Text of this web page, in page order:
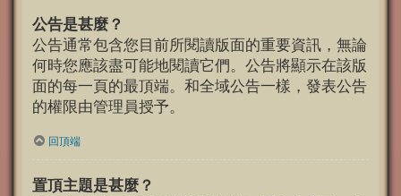
公告是甚麼？
公告通常包含您目前所閱讀版面的重要資訊，無論
何時您應該盡可能地閱讀它們。公告將顯示在該版
面的每一頁的最頂端。和全域公告一樣，發表公告
的權限由管理員授予。
回頂端
置頂主題是甚麼？